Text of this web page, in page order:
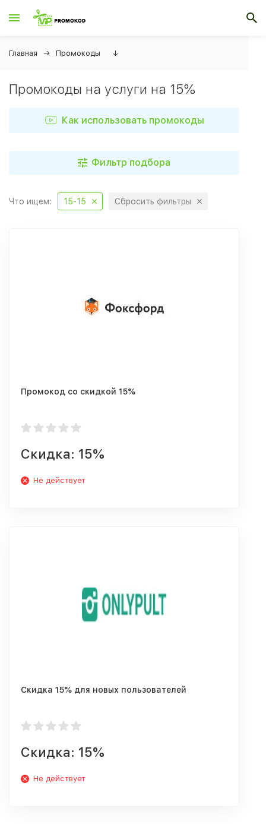
Главная Промокоды ↓
Промокоды на услуги на 15%
Как использовать промокоды
Фильтр подбора
Что ищем: 15-15 Сбросить фильтры
Промокод со скидкой 15%
Скидка: 15%
Не действует
Скидка 15% для новых пользователей
Скидка: 15%
Не действует